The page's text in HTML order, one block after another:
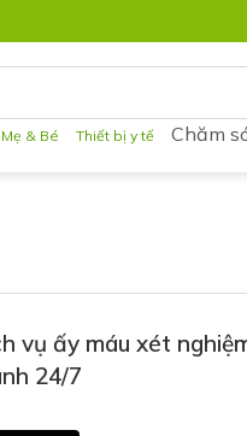
Mẹ & Bé Thiết bị y tế Chăm
vụ ấy máu xét
24/7